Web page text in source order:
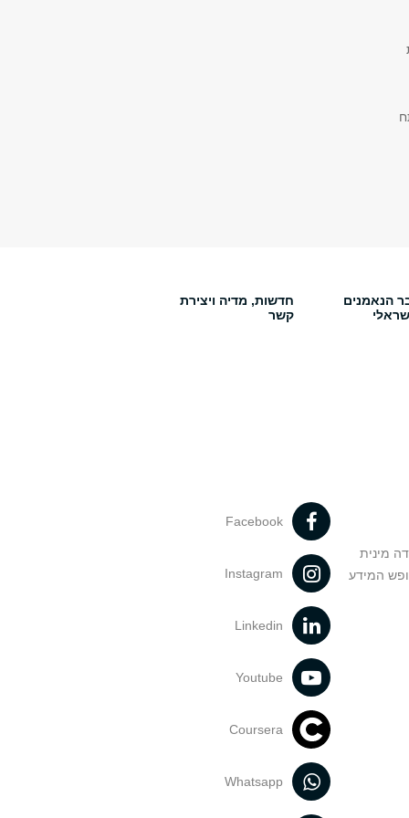
הנאמנים
חדשות, מדיה ויצירת
קשר
מינית
המידע
Facebook
Instagram
Linkedin
Youtube
Coursera
Whatsapp